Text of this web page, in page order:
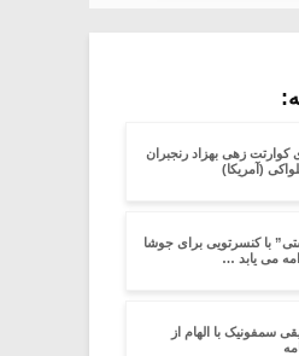
کوارتت زهی بهزاد رنجبران
(آمریکا)
با کنسرتویی برای جوشا
می یابد …
سمفونیک با الهام از